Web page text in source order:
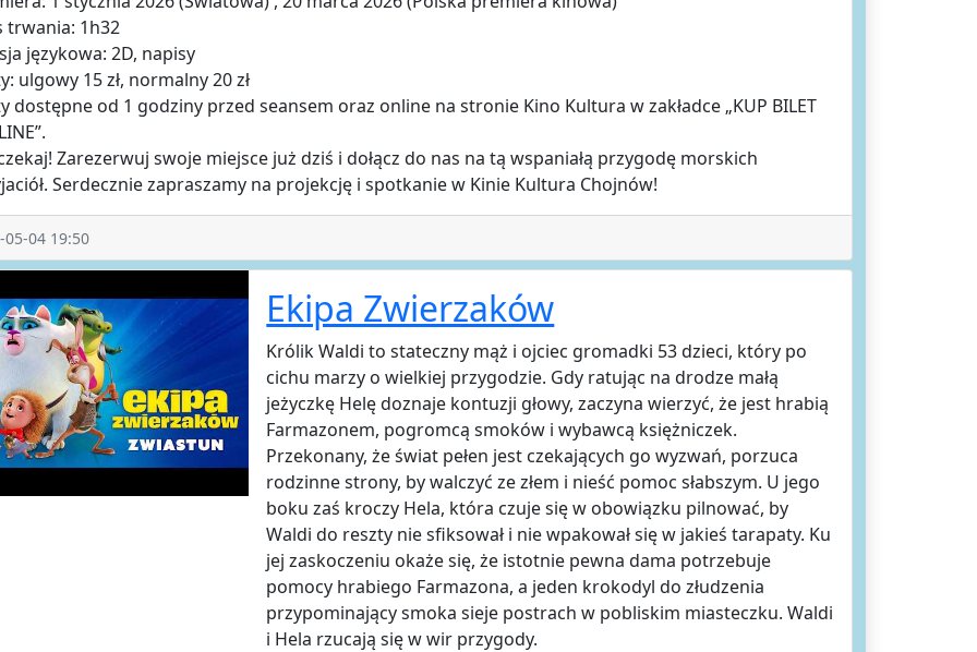
trwania: 1h32
językowa: 2D, napisy
ulgowy 15 zł, normalny 20 zł
dostępne od 1 godziny przed seansem oraz online na stronie Kino Kultura w zakładce „KUP BILET
Zarezerwuj swoje miejsce już dziś i dołącz do nas na tą wspaniałą przygodę morskich
Serdecznie zapraszamy na projekcję i spotkanie w Kinie Kultura Chojnów!
05-04 19:50
Ekipa Zwierzaków
Królik Waldi to stateczny mąż i ojciec gromadki 53 dzieci, który po
cichu marzy o wielkiej przygodzie. Gdy ratując na drodze małą
jeżyczkę Helę doznaje kontuzji głowy, zaczyna wierzyć, że jest hrabią
Farmazonem, pogromcą smoków i wybawcą księżniczek.
Przekonany, że świat pełen jest czekających go wyzwań, porzuca
rodzinne strony, by walczyć ze złem i nieść pomoc słabszym. U jego
boku zaś kroczy Hela, która czuje się w obowiązku pilnować, by
Waldi do reszty nie sfiksował i nie wpakował się w jakieś tarapaty. Ku
jej zaskoczeniu okaże się, że istotnie pewna dama potrzebuje
pomocy hrabiego Farmazona, a jeden krokodyl do złudzenia
przypominający smoka sieje postrach w pobliskim miasteczku. Waldi
i Hela rzucają się w wir przygody.